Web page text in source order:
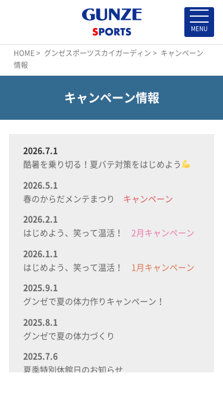
HOME> グンゼスポーツスカイガーディン > キャンペーン
情報
キャンペーン情報
2026.7.1
酷暑を乗り切る！夏バテ対策をはじめよう
2026.5.1
春のからだメンテまつり キャンペーン
2026.2.1
はじめよう、笑って温活！ 2月キャンペーン
2026.1.1
はじめよう、笑って温活！ 1月キャンペーン
2025.9.1
グンゼで夏の体力作りキャンペーン！
2025.8.1
グンゼで夏の体力づくり
2025.7.6
夏季特別休館日のお知らせ